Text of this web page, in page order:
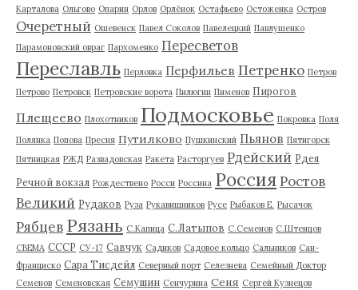
Карталова Ольгово Опарин Орлов Орлёнок Остафьево Остоженка Остров
Очеретный Ошевенск Павел Соколов Павелецкий Павлушенко
Парамоновский овраг Пархоменко Пересветов
Переславль Перловка Перфильев Петренко Петров
Петрово Петровск Петровские ворота Пилюгин Пименов Пирогов
Плещеево Плохотников Подмосковье Покровка Поля
Полянка Попова Пресня Путилково Пушкинский Пьянов Пятигорск
Пятницкая РЖД Развадовская Ракета Расторгуев Рдейский Рдея
Речной вокзал Рождествено Росси Россина Россия Ростов
Великий Рудаков Руза Рукавишников Русе Рыбаков Е. Рысачок
Рябцев Рязань С.Капица С.Латыпов С.Семенов С.Штенцов
СВЕМА СССР СУ-17 Савчук Садиков Садовое кольцо Сальников Сан-
Франциско Сара Тисдейл Северный порт Селезнева Семейный Доктор
Семенов Семеновская Семушин Сенчурина Сеня Сергей Кузнецов